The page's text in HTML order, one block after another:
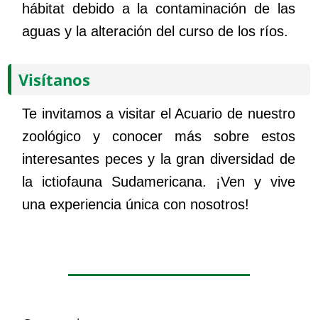
hábitat debido a la contaminación de las
aguas y la alteración del curso de los ríos.
Visítanos
Te invitamos a visitar el Acuario de nuestro
zoológico y conocer más sobre estos
interesantes peces y la gran diversidad de
la ictiofauna Sudamericana. ¡Ven y vive
una experiencia única con nosotros!